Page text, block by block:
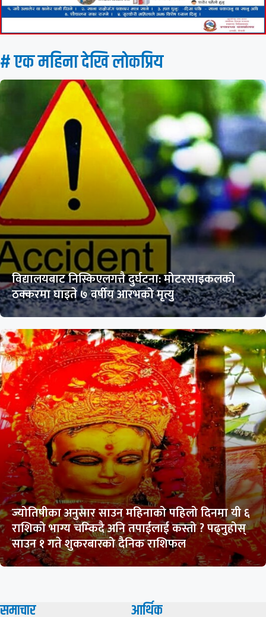
# एक महिना देखि लाेकप्रिय
विद्यालयबाट निस्किएलगत्तै दुर्घटना: मोटरसाइकलको
ठक्करमा घाइते ७ वर्षीय आरभको मृत्यु
ज्योतिषीका अनुसार साउन महिनाको पहिलो दिनमा यी ६
राशिको भाग्य चम्किदै अनि तपाईलाई कस्तो ? पढ्नुहोस्
साउन १ गते शुकरबारको दैनिक राशिफल
समाचार आर्थिक